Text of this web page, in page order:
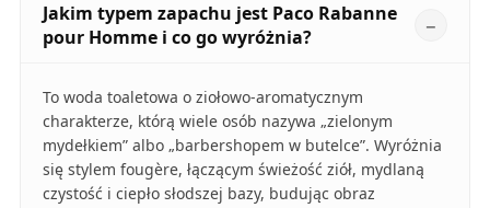
Jakim typem zapachu jest Paco Rabanne
pour Homme i co go wyróżnia?
To woda toaletowa o ziołowo-aromatycznym
charakterze, którą wiele osób nazywa „zielonym
mydełkiem” albo „barbershopem w butelce”. Wyróżnia
się stylem fougère, łączącym świeżość ziół, mydlaną
czystość i ciepło słodszej bazy, budując obraz